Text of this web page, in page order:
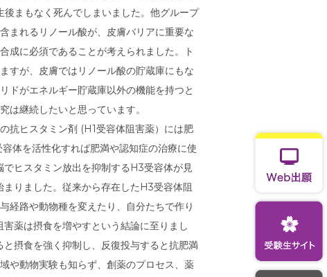
まもなく死んでしまいました。他グループ
まれるリノール酸が、皮膚バリアに重要な
成に必須であることが考えられました。ト
すが、皮膚ではリノール酸の貯蔵庫にもな
ドがエネルギー貯蔵庫以外の機能を持つと
は継続したいと思っています。
抗ヒスタミン剤 (H1受容体阻害薬）には肥
体を活性化すれば肥満や認知症の治療に使
ヒスタミン放出を抑制するH3受容体が見
りました。従来から存在したH3受容体阻
経路や動物種を変えたり、自分たちで作り
薬は摂食を増やすという結論に至りまし
摂食を強く抑制し、反復投与すると抗肥満
や動物実験も知らず、創薬のプロセス、薬